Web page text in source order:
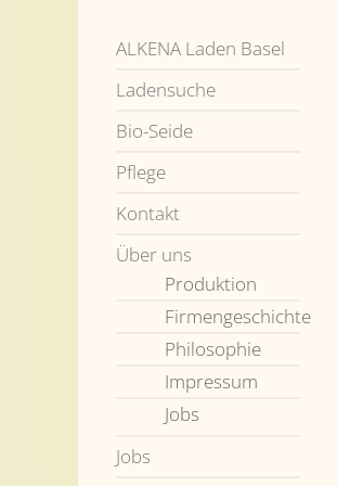
ALKENA Laden Basel
Ladensuche
Bio-Seide
Pflege
Kontakt
Über uns
Produktion
Firmengeschichte
Philosophie
Impressum
Jobs
Jobs